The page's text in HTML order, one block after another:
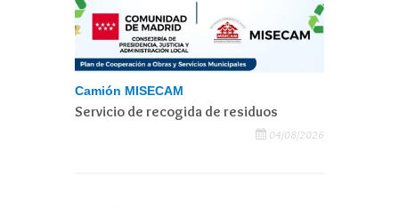
Camión MISECAM
Servicio de recogida de residuos
04/08/2026